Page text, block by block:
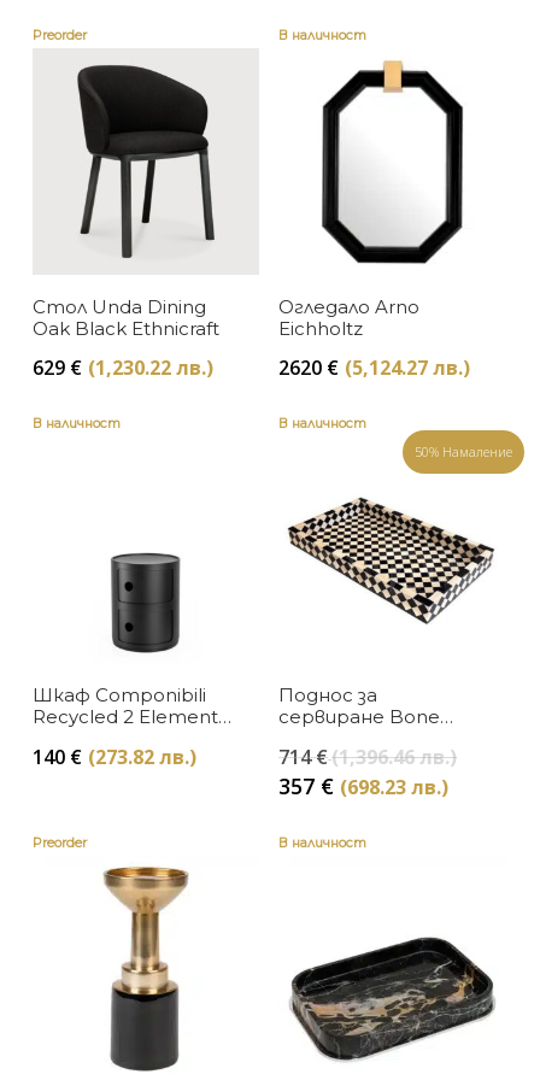
Preorder
Стол Unda Dining
Oak Black Ethnicraft
629 € (1,230.22 лв.)
В наличност
Огледало Arno
Eichholtz
2620 € (5,124.27 лв.)
В наличност
Шкаф Componibili
Recycled 2 Elements
140 € (273.82 лв.)
В наличност
50% Намаление
Поднос за
сервиране Bone
714€(1,396.46 лв.)Original
357 € (698.23 лв.)
Preorder В наличност